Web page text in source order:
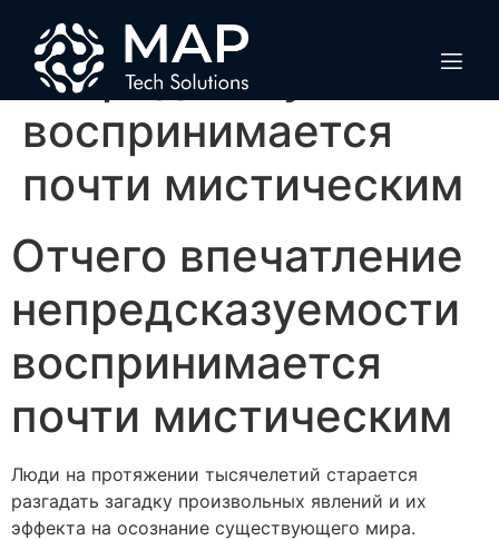
Отчего впечатление
непредсказуемости
воспринимается
почти мистическим
Отчего впечатление
непредсказуемости
воспринимается
почти мистическим
Люди на протяжении тысячелетий старается
разгадать загадку произвольных явлений и их
эффекта на осознание существующего мира.